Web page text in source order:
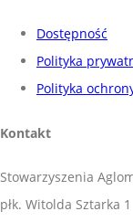
Dostępność
Polityka
Polityka
Kontakt
Stowarzyszenia
płk. Witolda Sztarka 1